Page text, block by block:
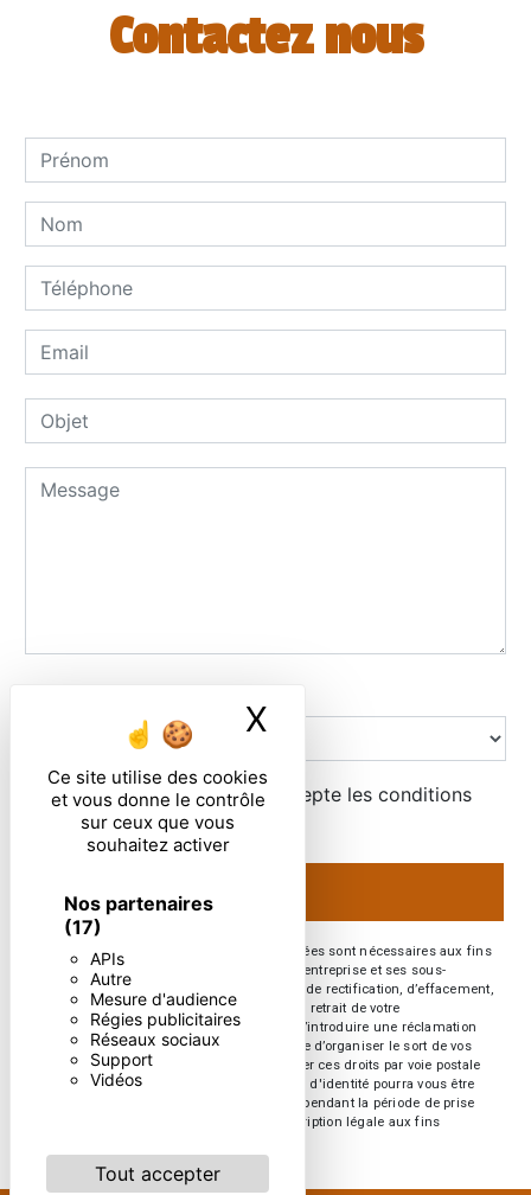
Ce site utilise des cookies
et vous donne le contrôle
sur ceux que vous
souhaitez activer
Nos partenaires
(17)
APIs
Autre
Mesure d'audience
Régies publicitaires
Réseaux sociaux
Support
Vidéos
Tout accepter
X Masquer le
Contactez nous
En cochant cette case, j'accepte les conditions
particulières ci-dessous **
** Les données personnelles communiquées sont nécessaires aux fins
de vous contacter. Elles sont destinées à l'entreprise et ses sous-
traitants. Vous disposez de droits d’accès, de rectification, d’effacement,
de portabilité, de limitation, d’opposition, de retrait de votre
consentement à tout moment et du droit d’introduire une réclamation
auprès d’une autorité de contrôle, ainsi que d’organiser le sort de vos
données post-mortem. Vous pouvez exercer ces droits par voie postale
ou par courrier électronique. Un justificatif d'identité pourra vous être
demandé. Nous conservons vos données pendant la période de prise
de contact puis pendant la durée de prescription légale aux fins